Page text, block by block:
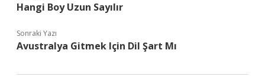
Hangi Boy Uzun Sayılır
Sonraki Yazı
Avustralya Gitmek Için Dil Şart Mı